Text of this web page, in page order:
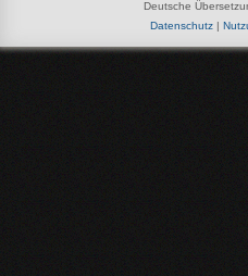
Deutsche
Datenschutz|